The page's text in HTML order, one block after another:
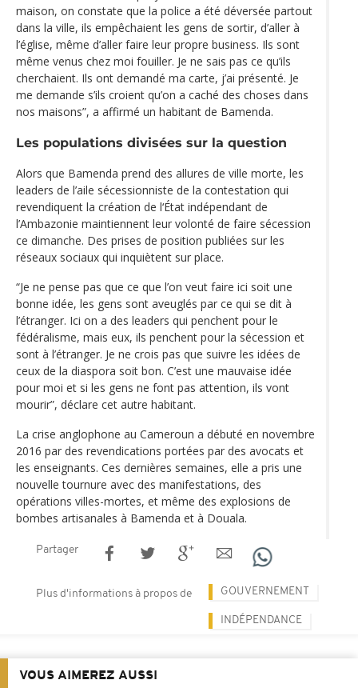
maison, on constate que la police a été déversée partout
dans la ville, ils empêchaient les gens de sortir, d’aller à
l’église, même d’aller faire leur propre business. Ils sont
même venus chez moi fouiller. Je ne sais pas ce qu’ils
cherchaient. Ils ont demandé ma carte, j’ai présenté. Je
me demande s’ils croient qu’on a caché des choses dans
nos maisons”, a affirmé un habitant de Bamenda.
Les populations divisées sur la question
Alors que Bamenda prend des allures de ville morte, les
leaders de l’aile sécessionniste de la contestation qui
revendiquent la création de l‘État indépendant de
l’Ambazonie maintiennent leur volonté de faire sécession
ce dimanche. Des prises de position publiées sur les
réseaux sociaux qui inquiètent sur place.
“Je ne pense pas que ce que l’on veut faire ici soit une
bonne idée, les gens sont aveuglés par ce qui se dit à
l’étranger. Ici on a des leaders qui penchent pour le
fédéralisme, mais eux, ils penchent pour la sécession et
sont à l’étranger. Je ne crois pas que suivre les idées de
ceux de la diaspora soit bon. C’est une mauvaise idée
pour moi et si les gens ne font pas attention, ils vont
mourir”, déclare cet autre habitant.
La crise anglophone au Cameroun a débuté en novembre
2016 par des revendications portées par des avocats et
les enseignants. Ces dernières semaines, elle a pris une
nouvelle tournure avec des manifestations, des
opérations villes-mortes, et même des explosions de
bombes artisanales à Bamenda et à Douala.
Partager
Plus d'informations à propos de GOUVERNEMENT
INDÉPENDANCE
VOUS AIMEREZ AUSSI